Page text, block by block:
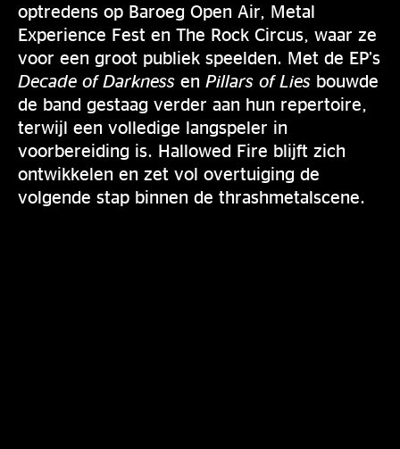
optredens op Baroeg Open Air, Metal
Experience Fest en The Rock Circus, waar ze
voor een groot publiek speelden. Met de EP’s
Decade of Darkness en Pillars of Lies bouwde
de band gestaag verder aan hun repertoire,
terwijl een volledige langspeler in
voorbereiding is. Hallowed Fire blijft zich
ontwikkelen en zet vol overtuiging de
volgende stap binnen de thrashmetalscene.